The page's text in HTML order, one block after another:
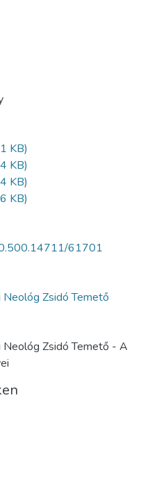
KB)
KB)
KB)
KB)
61701
Neológ Zsidó Temető
Neológ Zsidó Temető - A